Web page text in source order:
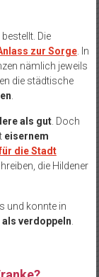
Die
zur Sorge. In
nämlich jeweils
die städtische
als gut. Doch
eisernem
die Stadt
die Hildener
und konnte in
verdoppeln